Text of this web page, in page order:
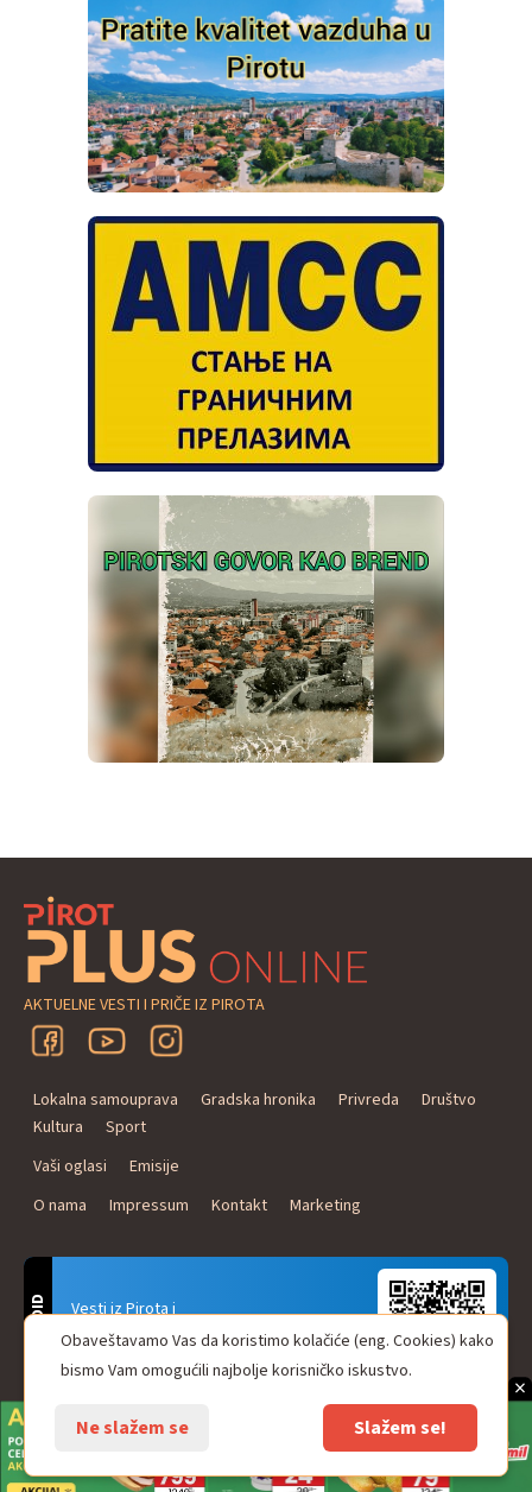
×
AKTUELNE VESTI I PRIČE IZ PIROTA
Lokalna samouprava Gradska hronika Privreda
Društvo
Kultura
Sport
Vaši oglasi
Emisije
O nama
Impressum Kontakt Marketing
Vesti iz Pirota i
Naxi Plus Radio
Uvek u Vašem džepu!
ANDROID
© Pirot plus online - internet portal. Sva prava zadržana.
web design & developmentOne IT
Obaveštavamo Vas da koristimo kolačiće (eng. Cookies) kako
bismo Vam omogućili najbolje korisničko iskustvo.
Ne slažem se Slažem se!